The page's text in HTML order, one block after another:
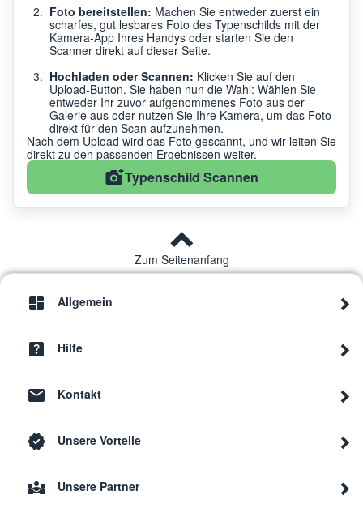
Foto bereitstellen: Machen Sie entweder zuerst ein
scharfes, gut lesbares Foto des Typenschilds mit der
Kamera-App Ihres Handys oder starten Sie den
Scanner direkt auf dieser Seite.
Hochladen oder Scannen: Klicken Sie auf den
Upload-Button. Sie haben nun die Wahl: Wählen Sie
entweder Ihr zuvor aufgenommenes Foto aus der
Galerie aus oder nutzen Sie Ihre Kamera, um das Foto
direkt für den Scan aufzunehmen.
Nach dem Upload wird das Foto gescannt, und wir leiten Sie
direkt zu den passenden Ergebnissen weiter.
Typenschild Scannen
Zum Seitenanfang
Allgemein
Hilfe
Kontakt
Unsere Vorteile
Unsere Partner